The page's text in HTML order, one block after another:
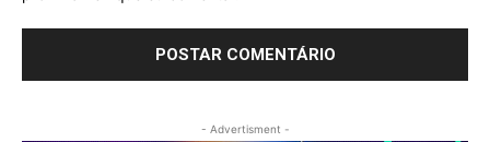
- Advertisment -